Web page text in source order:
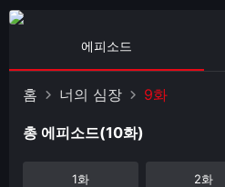
에피소드
홈 너의 심장 9화
총 에피소드(10화)
1화 2화